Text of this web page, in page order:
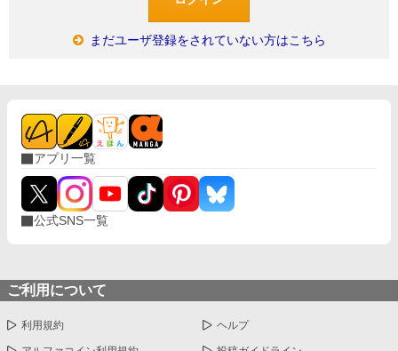
まだユーザ登録をされていない方はこちら
アプリ一覧
公式SNS一覧
ご利用について
利用規約 ヘルプ